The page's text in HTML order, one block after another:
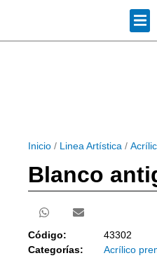
Inicio / Linea Artística /
Blanco
Código:
43302
Categorías:
Acrílico